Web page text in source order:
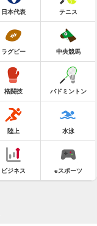
日本代表 テニス
ラグビー 中央競馬
格闘技 バドミントン
陸上 水泳
ビジネス eスポーツ